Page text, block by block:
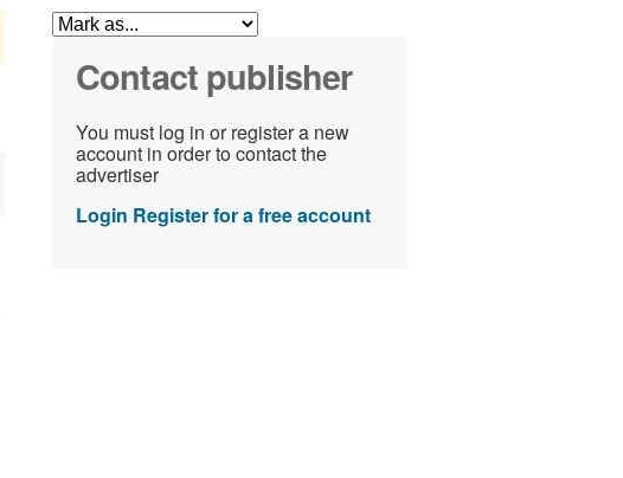
Contact publisher
You must log in or register a new
account in order to contact the
advertiser
Login Register for a free account